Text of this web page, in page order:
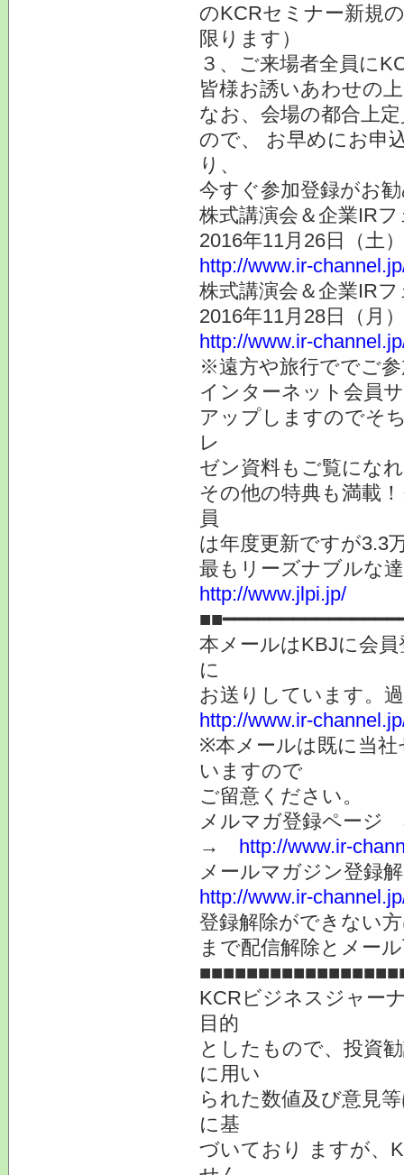
のKCRセミナー新規
限ります）
３、ご来場者全員に
皆様お誘いあわせの
なお、会場の都合上
ので、 お早めにお申
り、
今すぐ参加登録がお
株式講演会＆企業IR
2016年11月26日（
http://www.ir-
株式講演会＆企業IR
2016年11月28日（
http://www.ir-
※遠方や旅行ででご
インターネット会員
アップしますのでそ
レ
ゼン資料もご覧にな
その他の特典も満載
員
は年度更新ですが3.3
最もリーズナブル
http://www.jlpi.jp/
本メールはKBJに会
に
お送りしています。
http://www.ir-
※本メールは既に当
いますので
ご留意ください。
メルマガ登録ページ
→ http://www.ir-
メールマガジン登録
http://www.ir-
登録解除ができない
まで配信解除とメー
KCRビジネスジャー
目的
としたもので、投資
に用い
られた数値及び意見
に基
づいており ますが、